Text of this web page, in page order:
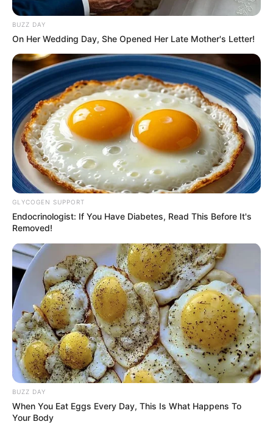
a dorei esta revista bjs
por favor me mande mais novidades eu
amoooooooooo
SUELY há 13 anos
ACHEI O MÁXIMO.
cynthia anscimento há 13 anos
Valderez
Simples, prático e lindo
nise há 13 anos
seu site é maravilhoso, tô amando tudoooo…!!!!
eliane há 13 anos
Parabéns, vcs são dez, eu adoroooo!!!
roseli
não entendi, como voce coloca a cortina, ai os panos
BUZZ DAY
On Her Wedding Day, She Opened Her Late Mother's Letter!
GLYCOGEN SUPPORT
Endocrinologist: If You Have Diabetes, Read This Before It's
Removed!
BUZZ DAY
When You Eat Eggs Every Day, This Is What Happens To
Your Body